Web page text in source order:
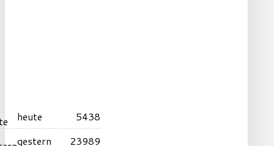
heute
5438
gestern
23989